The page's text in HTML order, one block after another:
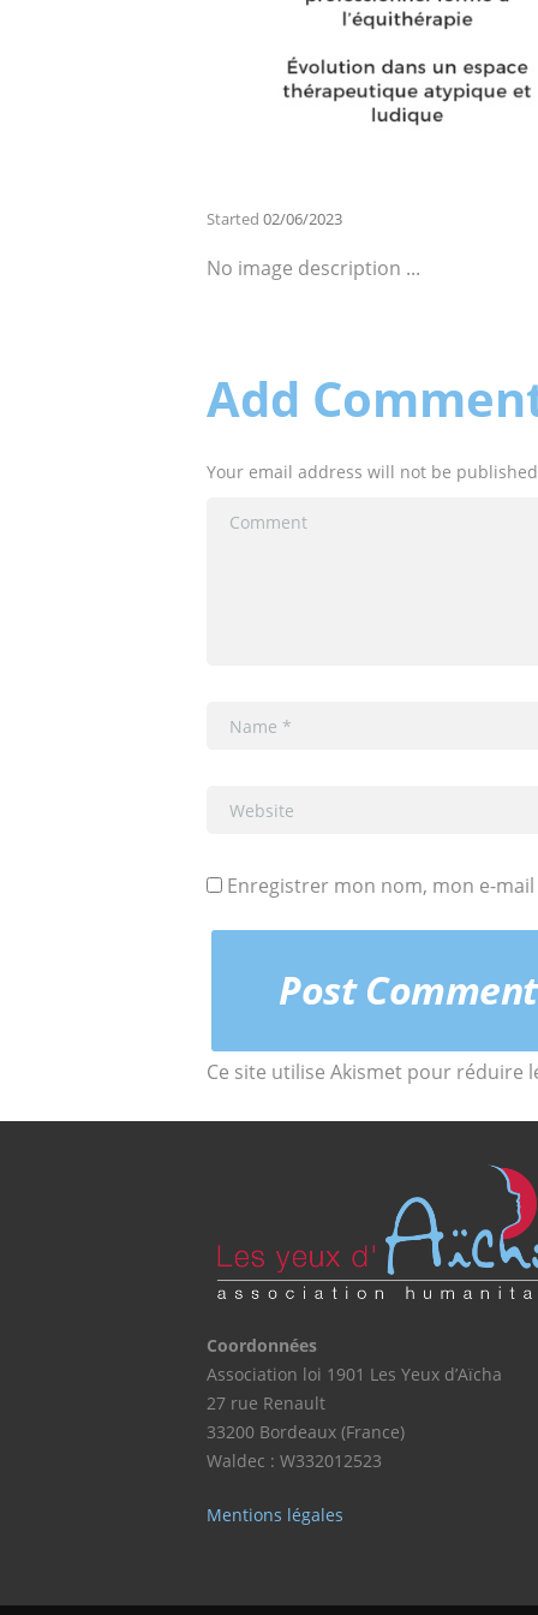
Started 02/06/2023
No image description ...
Add
Your email address will not be
Enregistrer mon nom, mon e-
Ce site utilise Akismet pour réduire
Coordonnées
Association loi 1901 Les Yeux d’Aïcha
27 rue Renault
33200 Bordeaux (France)
Waldec : W332012523
Mentions légales